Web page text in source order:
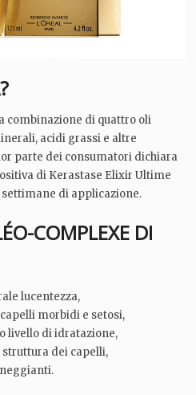
combinazione di quattro oli
acidi grassi e altre
parte dei consumatori dichiara
di Kerastase Elixir Ultime
di applicazione.
COMPLEXE DI
lucentezza,
morbidi e setosi,
livello di idratazione,
dei capelli,